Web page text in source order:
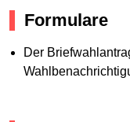
Formulare
Der